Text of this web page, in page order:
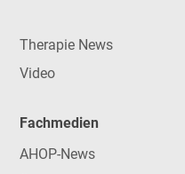
Therapie News
Video
Fachmedien
AHOP-News